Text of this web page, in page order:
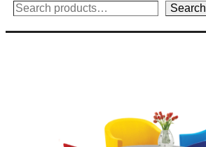
Search Search